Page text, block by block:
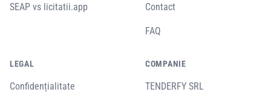
SEAP vs licitatii.app Contact
FAQ
LEGAL
Confidențialitate
COMPANIE
TENDERFY SRL